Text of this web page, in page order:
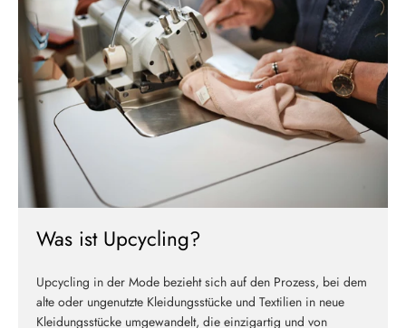
Was ist Upcycling?
Upcycling in der Mode bezieht sich auf den Prozess, bei dem
alte oder ungenutzte Kleidungsstücke und Textilien in neue
Kleidungsstücke umgewandelt, die einzigartig und von
ABSCHICKEN